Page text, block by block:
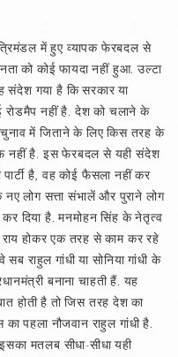
में हुए व्यापक फेरबदल से
को कोई फायदा नहीं हुआ. उल्टा
संदेश गया है कि सरकार या
रोडमैप नहीं है. देश को चलाने के
में जिताने के लिए किस तरह के
नहीं है. इस फेरबदल से यही संदेश
पार्टी है, वह कोई फैसला नहीं कर
लोग सत्ता संभालें और पुराने लोग
कर दिया है. मनमोहन सिंह के नेतृत्व
होकर एक तरह से काम कर रहे
राहुल गांधी या सोनिया गांधी के
बनाना चाहती हैं. यह
होती है तो जिस तरह देश का
पहला नौजवान राहुल गांधी है.
मतलब सीधा-सीधा यही